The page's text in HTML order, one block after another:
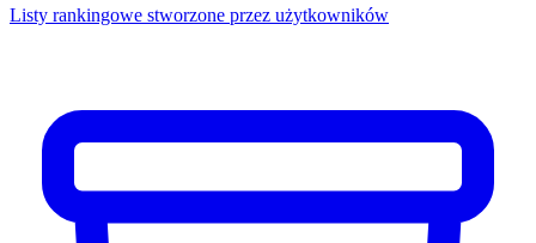
Listy rankingowe stworzone przez użytkowników